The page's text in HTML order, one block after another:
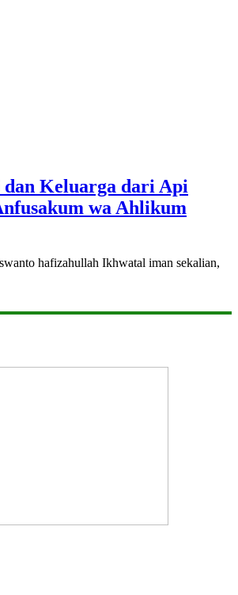
Keluarga dari Api
wa Ahlikum
hafizahullah Ikhwatal iman sekalian,